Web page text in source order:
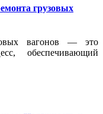
грузовых
вагонов — это
обеспечивающий